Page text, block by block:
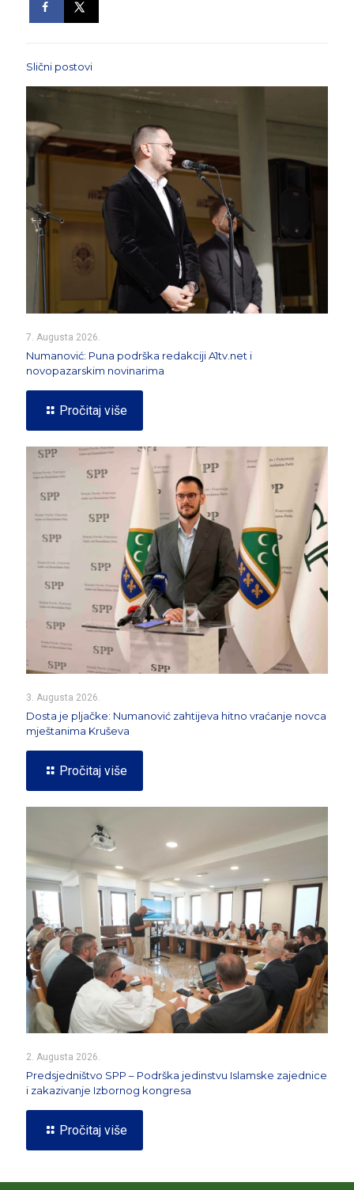
Slični postovi
7. Augusta 2026.
Numanović: Puna podrška redakciji A1tv.net i
novopazarskim novinarima
Pročitaj više
3. Augusta 2026.
Dosta je pljačke: Numanović zahtijeva hitno vraćanje novca
mještanima Kruševa
Pročitaj više
2. Augusta 2026.
Predsjedništvo SPP – Podrška jedinstvu Islamske zajednice
i zakazivanje Izbornog kongresa
Pročitaj više